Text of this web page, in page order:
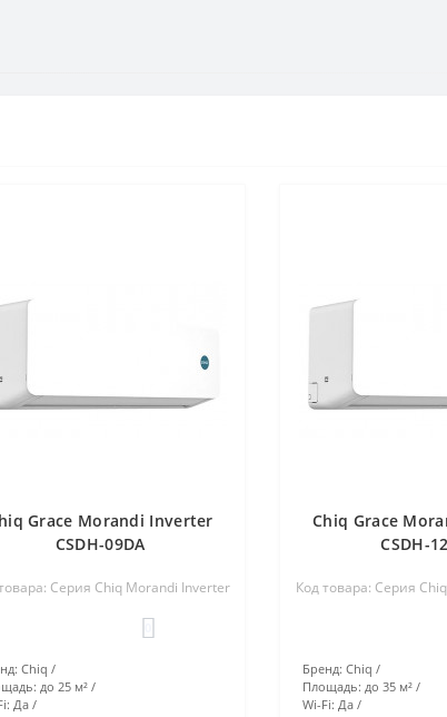
Grace Morandi Inverter
CSDH-09DA
Серия Chiq Morandi Inverter
Chiq
до 25 м²
Да
Chiq Grace
CSDH-
Код товара: Серия
Бренд: Chiq
Площадь: до 35 м²
Wi-Fi: Да